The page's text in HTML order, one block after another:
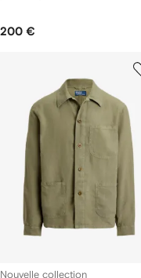
200 €
Nouvelle collection